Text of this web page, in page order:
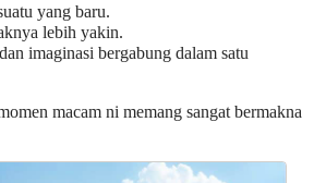
yang baru.
lebih yakin.
imaginasi bergabung dalam satu
macam ni memang sangat bermakna